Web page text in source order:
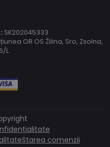
SK202045333
OR OS Žilina, Sro, Zsolna,
L.
Starea comenzii